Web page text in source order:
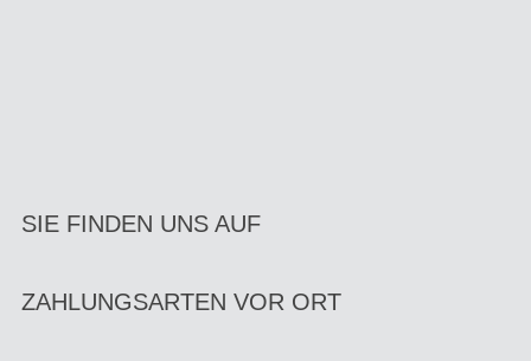
SIE FINDEN UNS AUF
ZAHLUNGSARTEN VOR ORT